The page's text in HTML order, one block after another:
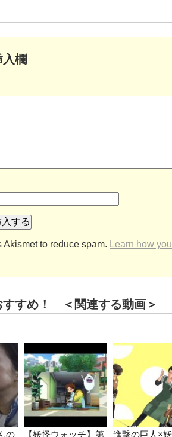
入欄
Akismet to reduce spam.
Learn how
すめ！ ＜関連する動画＞
の
【妖怪ウォッチ】第
進撃の巨人×